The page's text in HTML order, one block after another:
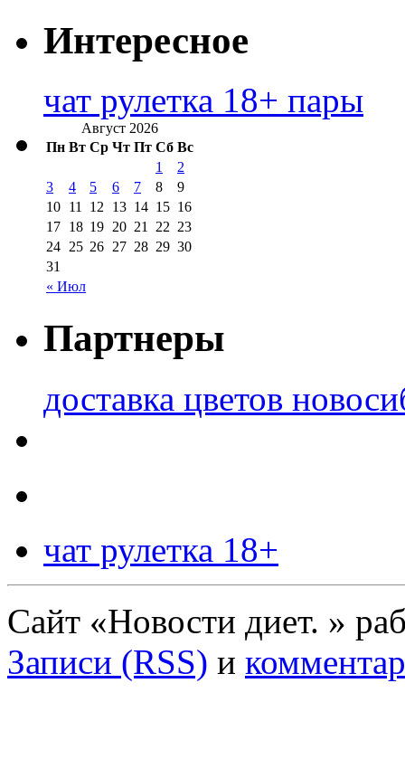
Интересное
чат рулетка 18+ пары
Август 2026
Пн Вт Ср Чт Пт Сб Вс
« Июл
1
2
3
4 5 6 7 8
9
10 11 12 13 14 15 16
17 18 19 20 21 22 23
24 25 26 27 28 29 30
31
Партнеры
доставка цветов
чат рулетка 18+
Сайт «Новости диет. »
Записи (RSS) и